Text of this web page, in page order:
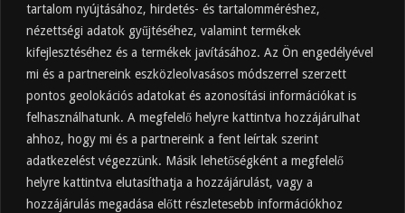
tartalom nyújtásához, hirdetés- és tartalomméréshez,
nézettségi adatok gyűjtéséhez, valamint termékek
kifejlesztéséhez és a termékek javításához. Az Ön engedélyével
mi és a partnereink eszközleolvasásos módszerrel szerzett
pontos geolokációs adatokat és azonosítási információkat is
felhasználhatunk. A megfelelő helyre kattintva hozzájárulhat
ahhoz, hogy mi és a partnereink a fent leírtak szerint
adatkezelést végezzünk. Másik lehetőségként a megfelelő
helyre kattintva elutasíthatja a hozzájárulást, vagy a
hozzájárulás megadása előtt részletesebb információkhoz
Felkapott
Almaecet mire jó? 21 gyakori felhasználási
terület
2025.10.31.
Almaecet fogyasztása: mikor, mennyit, mivel
hígítva?
2025.10.30.
Almaecet hatása a szervezetre –
Mit mond a kutatás?